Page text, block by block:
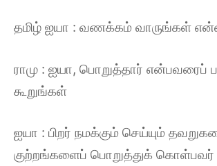
தமிழ் ஐயா : வணக்கம் வாருங்கள்
ராமு : ஐயா, பொறுத்தார் என்பவரைப்
கூறுங்கள்
ஐயா : பிறர் நமக்கும் செய்யும்
குற்றங்களைப் பொறுத்துக் கொள்பவர்